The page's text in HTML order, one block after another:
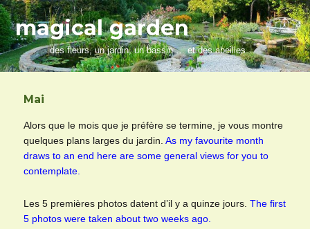
magical garden
des fleurs, un jardin, un bassin … et des abeilles
Mai
Alors que le mois que je préfère se termine, je vous montre
quelques plans larges du jardin.As my favourite month
draws to an end here are some general views for you to
contemplate.
Les 5 premières photos datent d’il y a quinze jours.The first
5 photos were taken about two weeks ago.